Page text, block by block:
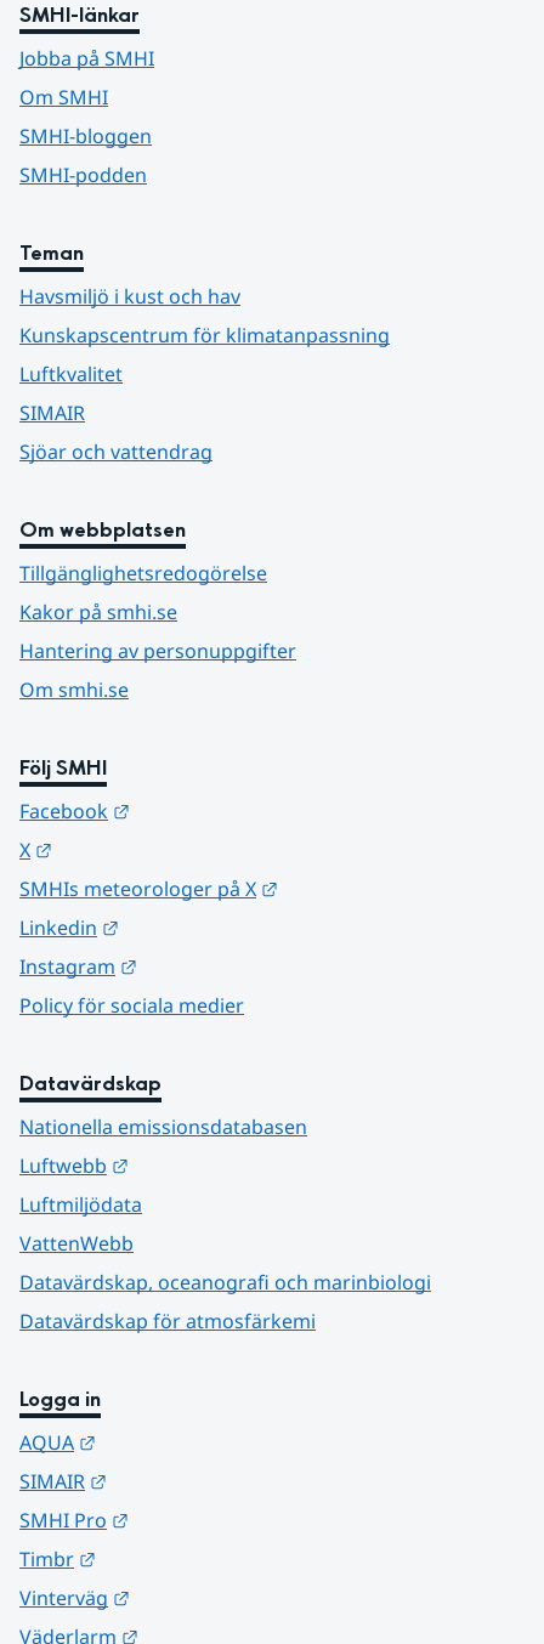
SMHI-länkar
Jobba på SMHI
Om SMHI
SMHI-bloggen
SMHI-podden
Teman
Havsmiljö i kust och hav
Kunskapscentrum för klimatanpassning
Luftkvalitet
SIMAIR
Sjöar och vattendrag
Om webbplatsen
Tillgänglighetsredogörelse
Kakor på smhi.se
Hantering av personuppgifter
Om smhi.se
Följ SMHI
Facebook
X
SMHIs meteorologer på X
Linkedin
Instagram
Policy för sociala medier
Datavärdskap
Nationella emissionsdatabasen
Luftwebb
Luftmiljödata
VattenWebb
Datavärdskap, oceanografi och marinbiologi
Datavärdskap för atmosfärkemi
Logga in
AQUA
SIMAIR
SMHI Pro
Timbr
Vinterväg
Väderlarm